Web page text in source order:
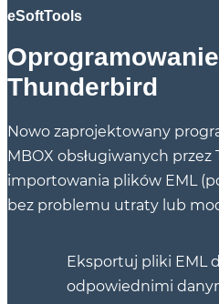
eSoftTools
Thunderbird
Nowo zaprojektowany
MBOX obsługiwanych
importowania plików EML
bez problemu utraty lub
Eksportuj pliki EML
odpowiednimi